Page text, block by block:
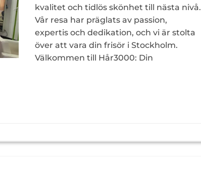
kvalitet och tidlös skönhet till nästa nivå.
Vår resa har präglats av passion,
expertis och dedikation, och vi är stolta
över att vara din frisör i Stockholm.
Välkommen till Hår3000: Din